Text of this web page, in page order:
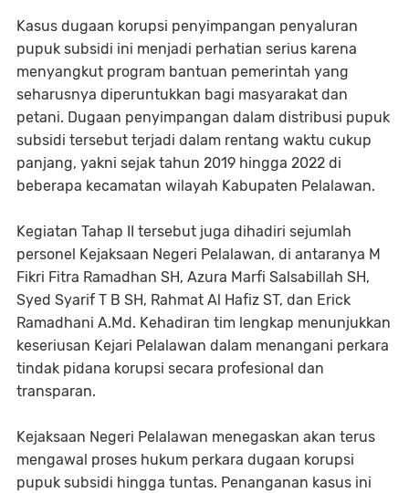
Kasus dugaan korupsi penyimpangan penyaluran
pupuk subsidi ini menjadi perhatian serius karena
menyangkut program bantuan pemerintah yang
seharusnya diperuntukkan bagi masyarakat dan
petani. Dugaan penyimpangan dalam distribusi pupuk
subsidi tersebut terjadi dalam rentang waktu cukup
panjang, yakni sejak tahun 2019 hingga 2022 di
beberapa kecamatan wilayah Kabupaten Pelalawan.
Kegiatan Tahap II tersebut juga dihadiri sejumlah
personel Kejaksaan Negeri Pelalawan, di antaranya M
Fikri Fitra Ramadhan SH, Azura Marfi Salsabillah SH,
Syed Syarif T B SH, Rahmat Al Hafiz ST, dan Erick
Ramadhani A.Md. Kehadiran tim lengkap menunjukkan
keseriusan Kejari Pelalawan dalam menangani perkara
tindak pidana korupsi secara profesional dan
transparan.
Kejaksaan Negeri Pelalawan menegaskan akan terus
mengawal proses hukum perkara dugaan korupsi
pupuk subsidi hingga tuntas. Penanganan kasus ini